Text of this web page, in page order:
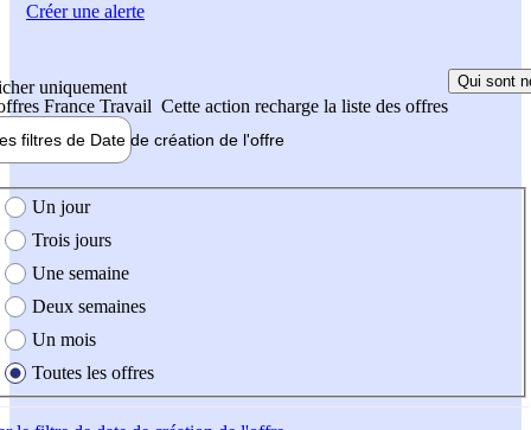
uniquement
France Travail Cette action recharge la liste des offres
Qui sont
filtres de Date de création de l'offre
création de l'offre
Un jour
Trois jours
Une semaine
Deux semaines
Un mois
Toutes les offres
Créer une alerte